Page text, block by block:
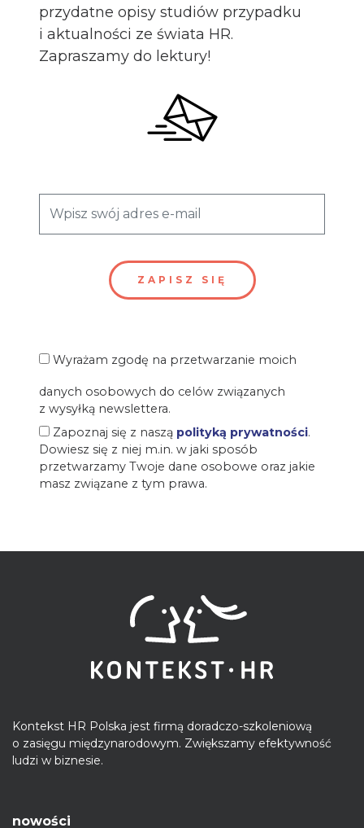
przydatne opisy studiów przypadku
i aktualności ze świata HR.
Zapraszamy do lektury!
Wyrażam zgodę na przetwarzanie moich
danych osobowych do celów związanych
z wysyłką newslettera.
Zapoznaj się z naszą polityką prywatności.
Dowiesz się z niej m.in. w jaki sposób
przetwarzamy Twoje dane osobowe oraz jakie
masz związane z tym prawa.
Kontekst HR Polska jest firmą doradczo-szkoleniową
o zasięgu międzynarodowym. Zwiększamy efektywność
ludzi w biznesie.
nowości